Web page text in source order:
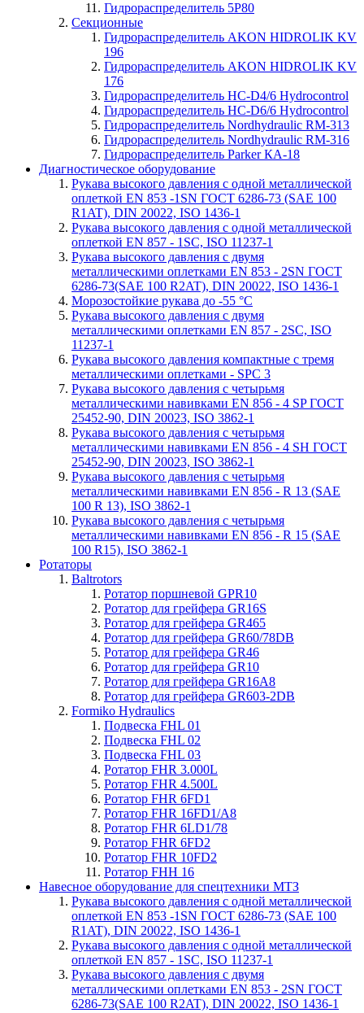
Гидрораспределитель 5P80
Секционные
Гидрораспределитель AKON HIDROLIK KV
196
Гидрораспределитель AKON HIDROLIK KV
176
Гидрораспределитель HC-D4/6 Hydrocontrol
Гидрораспределитель HC-D6/6 Hydrocontrol
Гидрораспределитель Nordhydraulic RM-313
Гидрораспределитель Nordhydraulic RM-316
Гидрораспределитель Parker КА-18
Диагностическое оборудование
Рукава высокого давления с одной металлической
оплеткой EN 853 -1SN ГОСТ 6286-73 (SAE 100
R1AT), DIN 20022, ISO 1436-1
Рукава высокого давления с одной металлической
оплеткой EN 857 - 1SС, ISO 11237-1
Рукава высокого давления с двумя
металлическими оплетками EN 853 - 2SN ГОСТ
6286-73(SAE 100 R2AT), DIN 20022, ISO 1436-1
Морозостойкие рукава до -55 °С
Рукава высокого давления с двумя
металлическими оплетками EN 857 - 2SС, ISO
11237-1
Рукава высокого давления компактные с тремя
металлическими оплетками - SPC 3
Рукава высокого давления с четырьмя
металлическими навивками EN 856 - 4 SP ГОСТ
25452-90, DIN 20023, ISO 3862-1
Рукава высокого давления с четырьмя
металлическими навивками EN 856 - 4 SH ГОСТ
25452-90, DIN 20023, ISO 3862-1
Рукава высокого давления с четырьмя
металлическими навивками EN 856 - R 13 (SAE
100 R 13), ISO 3862-1
Рукава высокого давления с четырьмя
металлическими навивками EN 856 - R 15 (SAE
100 R15), ISO 3862-1
Ротаторы
Baltrotors
Ротатор поршневой GPR10
Ротатор для грейфера GR16S
Ротатор для грейфера GR465
Ротатор для грейфера GR60/78DB
Ротатор для грейфера GR46
Ротатор для грейфера GR10
Ротатор для грейфера GR16A8
Ротатор для грейфера GR603-2DB
Formiko Hydraulics
Подвеска FHL 01
Подвеска FHL 02
Подвеска FHL 03
Ротатор FHR 3.000L
Ротатор FHR 4.500L
Ротатор FHR 6FD1
Ротатор FHR 16FD1/A8
Ротатор FHR 6LD1/78
Ротатор FHR 6FD2
Ротатор FHR 10FD2
Ротатор FHH 16
Навесное оборудование для спецтехники МТЗ
Рукава высокого давления с одной металлической
оплеткой EN 853 -1SN ГОСТ 6286-73 (SAE 100
R1AT), DIN 20022, ISO 1436-1
Рукава высокого давления с одной металлической
оплеткой EN 857 - 1SС, ISO 11237-1
Рукава высокого давления с двумя
металлическими оплетками EN 853 - 2SN ГОСТ
6286-73(SAE 100 R2AT), DIN 20022, ISO 1436-1